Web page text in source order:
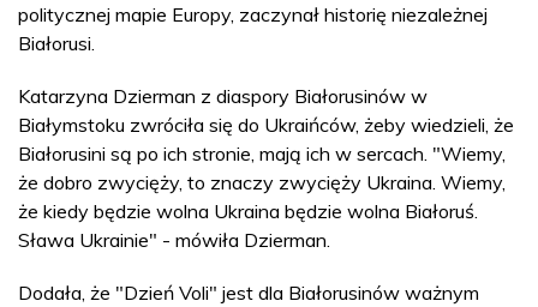
politycznej mapie Europy, zaczynał historię niezależnej
Białorusi.
Katarzyna Dzierman z diaspory Białorusinów w
Białymstoku zwróciła się do Ukraińców, żeby wiedzieli, że
Białorusini są po ich stronie, mają ich w sercach. "Wiemy,
że dobro zwycięży, to znaczy zwycięży Ukraina. Wiemy,
że kiedy będzie wolna Ukraina będzie wolna Białoruś.
Sława Ukrainie" - mówiła Dzierman.
Dodała, że "Dzień Voli" jest dla Białorusinów ważnym